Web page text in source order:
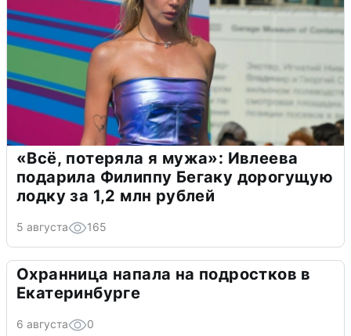
«Всё, потеряла я мужа»: Ивлеева
подарила Филиппу Бегаку дорогущую
лодку за 1,2 млн рублей
5 августа 165
Охранница напала на подростков в
Екатеринбурге
6 августа 0